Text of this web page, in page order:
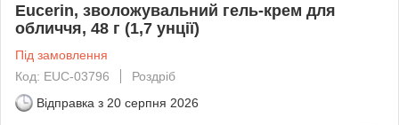
Eucerin, зволожувальний гель-крем для
обличчя, 48 г (1,7 унції)
Під замовлення
Код: EUC-03796
Роздріб
Відправка з 20 серпня 2026